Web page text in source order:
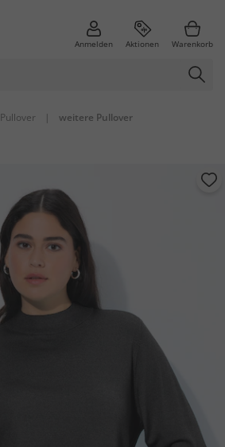
Anmelden Aktionen Warenkorb
Pullover | weitere Pullover